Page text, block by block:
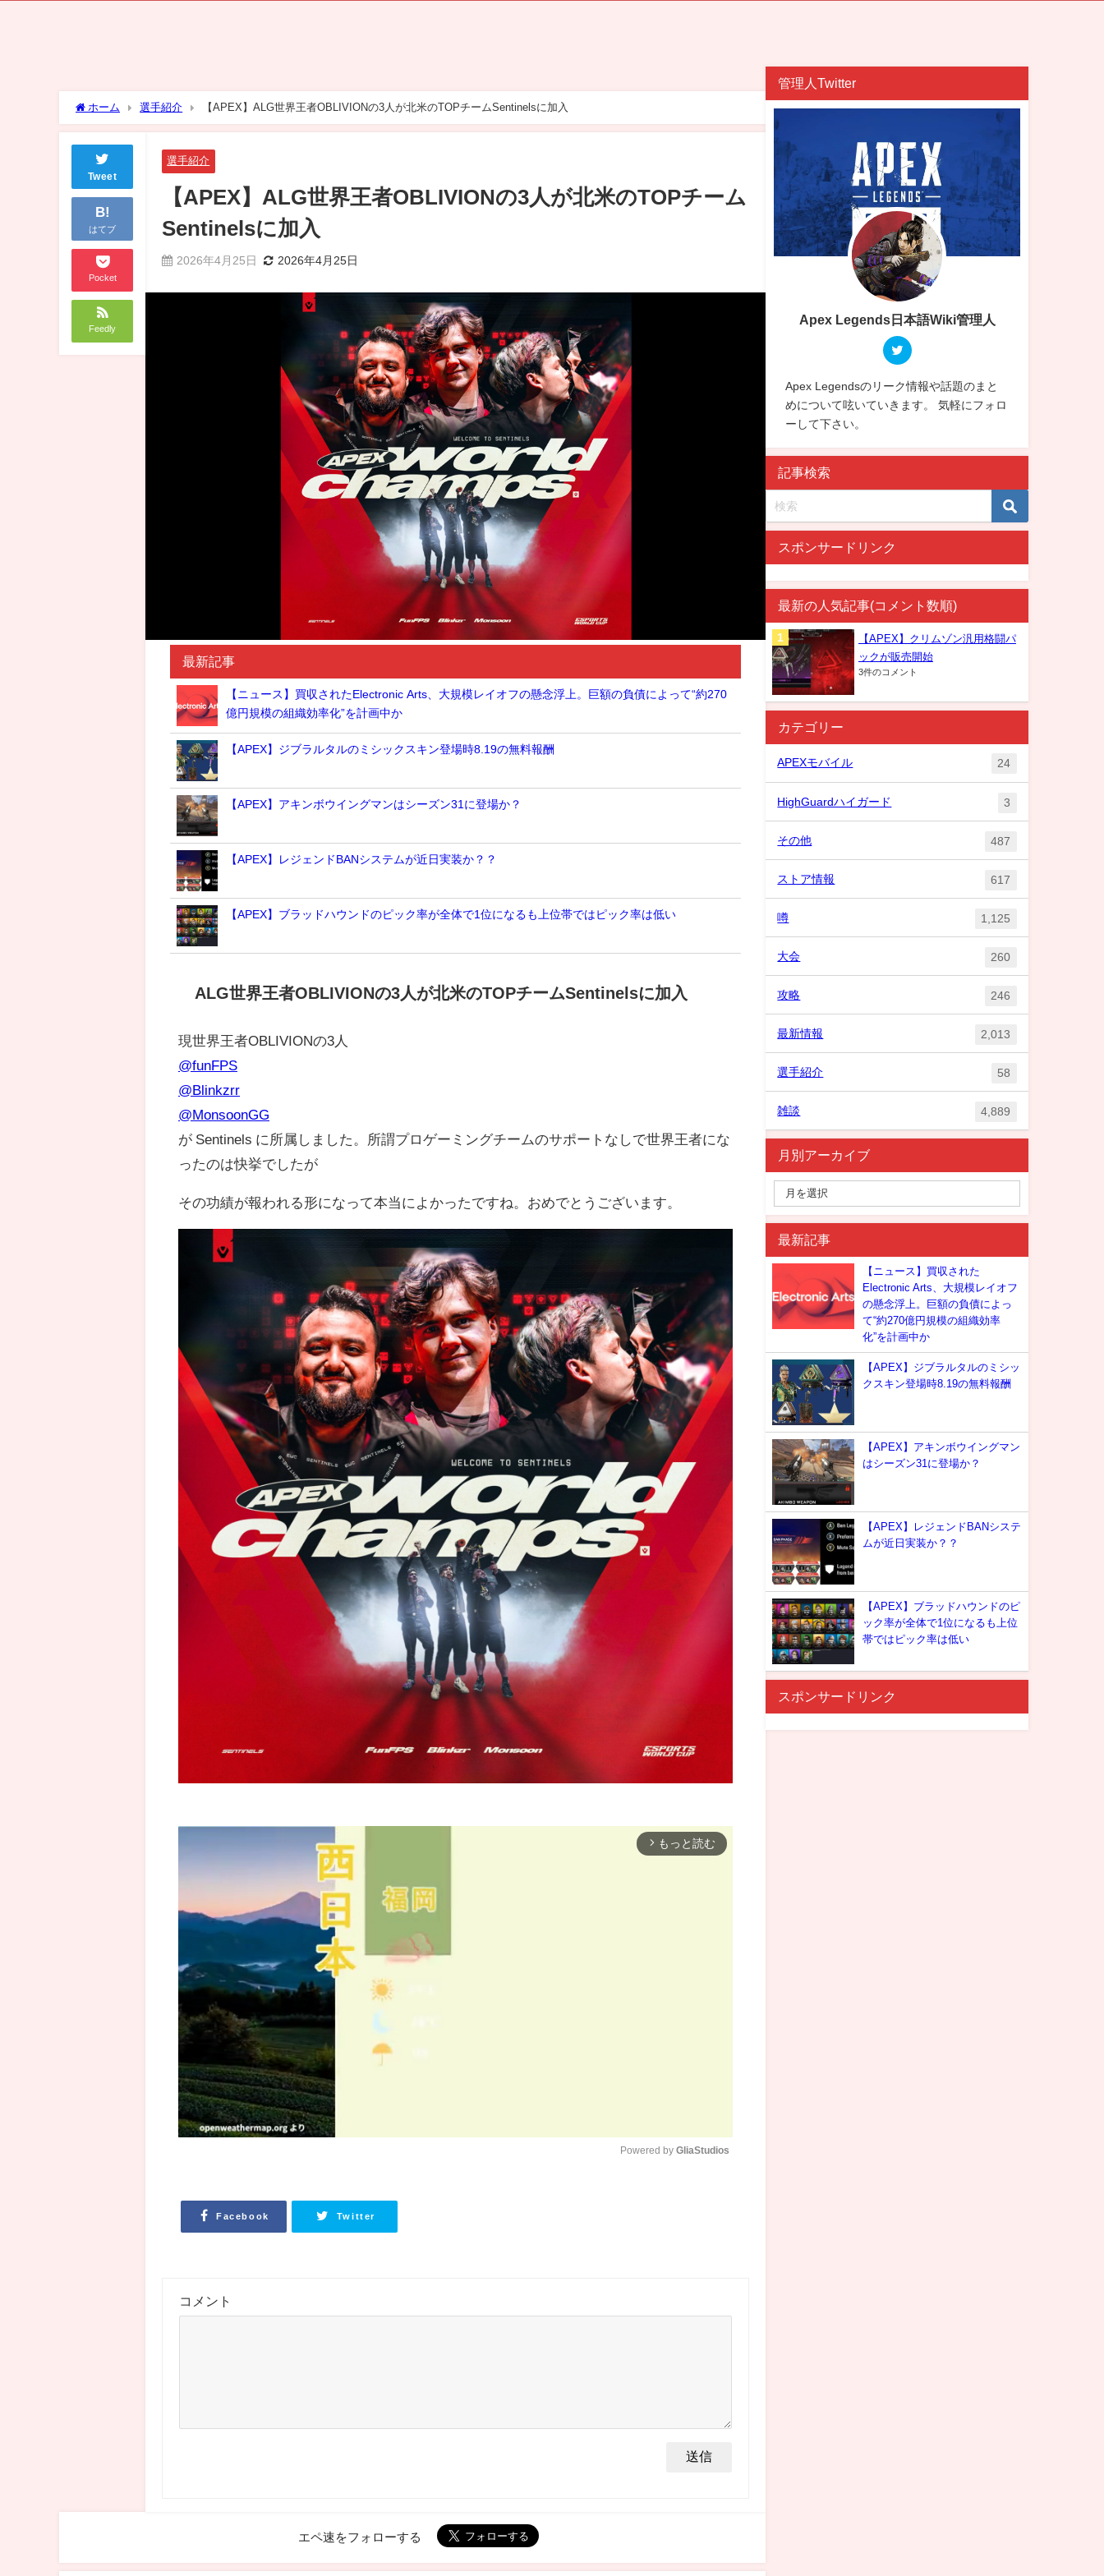
ホーム 選手紹介 【APEX】ALG世界王者OBLIVIONの3人が北米のTOPチームSentinelsに加入
Tweet
B!
はてブ
Pocket
Feedly
選手紹介
【APEX】ALG世界王者OBLIVIONの3人が北米のTOPチーム
Sentinelsに加入
2026年4月25日 2026年4月25日
最新記事
【ニュース】買収されたElectronic Arts、大規模レイオフの懸念浮上。巨額の負債によって“約270
億円規模の組織効率化”を計画中か
【APEX】ジブラルタルのミシックスキン登場時8.19の無料報酬
【APEX】アキンボウイングマンはシーズン31に登場か？
【APEX】レジェンドBANシステムが近日実装か？？
【APEX】ブラッドハウンドのピック率が全体で1位になるも上位帯ではピック率は低い
ALG世界王者OBLIVIONの3人が北米のTOPチームSentinelsに加入
現世界王者OBLIVIONの3人
@funFPS
@Blinkzrr
@MonsoonGG
が Sentinels に所属しました。所謂プロゲーミングチームのサポートなしで世界王者にな
ったのは快挙でしたが
その功績が報われる形になって本当によかったですね。おめでとうございます。
arrow_forward_ios もっと読む
Powered by GliaStudios
Facebook Twitter
コメント
エペ速をフォローする
管理人Twitter
Apex Legends日本語Wiki管理人
Apex Legendsのリーク情報や話題のまと
めについて呟いていきます。 気軽にフォロ
ーして下さい。
記事検索
スポンサードリンク
最新の人気記事(コメント数順)
【APEX】クリムゾン汎用格闘パ
ックが販売開始
3件のコメント
カテゴリー
APEXモバイル 24
HighGuardハイガード 3
その他 487
ストア情報 617
噂 1,125
大会 260
攻略 246
最新情報 2,013
選手紹介 58
雑談 4,889
月別アーカイブ
最新記事
【ニュース】買収された
Electronic Arts、大規模レイオフ
の懸念浮上。巨額の負債によっ
て“約270億円規模の組織効率
化”を計画中か
【APEX】ジブラルタルのミシッ
クスキン登場時8.19の無料報酬
【APEX】アキンボウイングマン
はシーズン31に登場か？
【APEX】レジェンドBANシステ
ムが近日実装か？？
【APEX】ブラッドハウンドのピ
ック率が全体で1位になるも上位
帯ではピック率は低い
スポンサードリンク